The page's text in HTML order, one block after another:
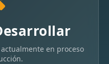
en proceso